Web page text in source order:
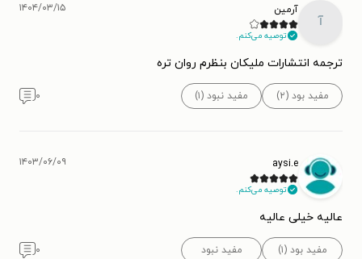
آ
آرمین
توصیه می‌کنم.
۱۴۰۴/۰۳/۱۵
ترجمه انتشارات ملیکان بنظرم روان تره
مفید بود (۲) مفید نبود (۱) ۰
aysi.e
توصیه می‌کنم.
۱۴۰۳/۰۶/۰۹
عالیه خیلی عالیه
مفید بود (۱) مفید نبود ۰